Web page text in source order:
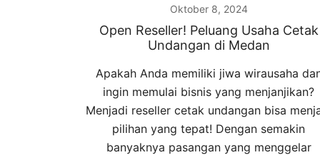
Oktober 8, 2024
Open Reseller! Peluang Usaha Cetak
Undangan di Medan
Apakah Anda memiliki jiwa wirausaha
ingin memulai bisnis yang menjanjikan?
Menjadi reseller cetak undangan bisa
pilihan yang tepat! Dengan semakin
banyaknya pasangan yang menggelar